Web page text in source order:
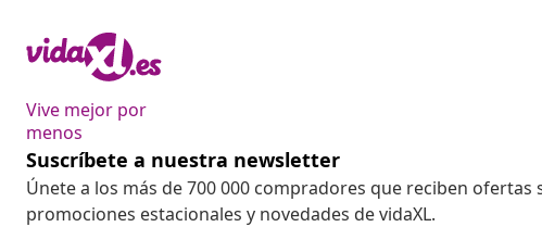
Vive mejor por
menos
Suscríbete a nuestra newsletter
Únete a los más de 700 000 compradores que reciben ofertas
promociones estacionales y novedades de vidaXL.